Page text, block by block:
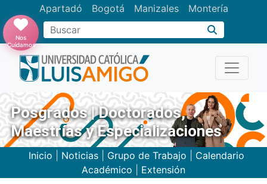
Apartadó Bogotá Manizales Montería
Buscar
Nos
Cuidamos
Posgrados | Doctorados,
Maestrías y Especializaciones
Inicio Noticias Grupo de Trabajo
Calendario
Académico
Extensión